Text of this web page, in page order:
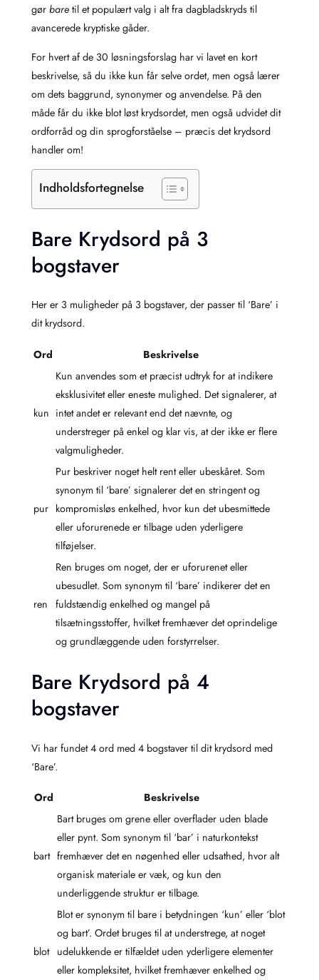
gør bare til et populært valg i alt fra dagbladskryds til
avancerede kryptiske gåder.
For hvert af de 30 løsningsforslag har vi lavet en kort
beskrivelse, så du ikke kun får selve ordet, men også lærer
om dets baggrund, synonymer og anvendelse. På den
måde får du ikke blot løst krydsordet, men også udvidet dit
ordforråd og din sprogforståelse – præcis det krydsord
handler om!
Indholdsfortegnelse
Bare Krydsord på 3
bogstaver
Her er 3 muligheder på 3 bogstaver, der passer til ‘Bare’ i
dit krydsord.
Ord Beskrivelse
kun
Kun anvendes som et præcist udtryk for at indikere
eksklusivitet eller eneste mulighed. Det signalerer, at
intet andet er relevant end det nævnte, og
understreger på enkel og klar vis, at der ikke er flere
valgmuligheder.
pur
Pur beskriver noget helt rent eller ubeskåret. Som
synonym til ‘bare’ signalerer det en stringent og
kompromisløs enkelhed, hvor kun det ubesmittede
eller uforurenede er tilbage uden yderligere
tilføjelser.
ren
Ren bruges om noget, der er uforurenet eller
ubesudlet. Som synonym til ‘bare’ indikerer det en
fuldstændig enkelhed og mangel på
tilsætningsstoffer, hvilket fremhæver det oprindelige
og grundlæggende uden forstyrrelser.
Bare Krydsord på 4
bogstaver
Vi har fundet 4 ord med 4 bogstaver til dit krydsord med
‘Bare’.
Ord Beskrivelse
bart
Bart bruges om grene eller overflader uden blade
eller pynt. Som synonym til ‘bar’ i naturkontekst
fremhæver det en nøgenhed eller udsathed, hvor alt
organisk materiale er væk, og kun den
underliggende struktur er tilbage.
blot
Blot er synonym til bare i betydningen ‘kun’ eller ‘blot
og bart’. Ordet bruges til at understrege, at noget
udelukkende er tilfældet uden yderligere elementer
eller kompleksitet, hvilket fremhæver enkelhed og